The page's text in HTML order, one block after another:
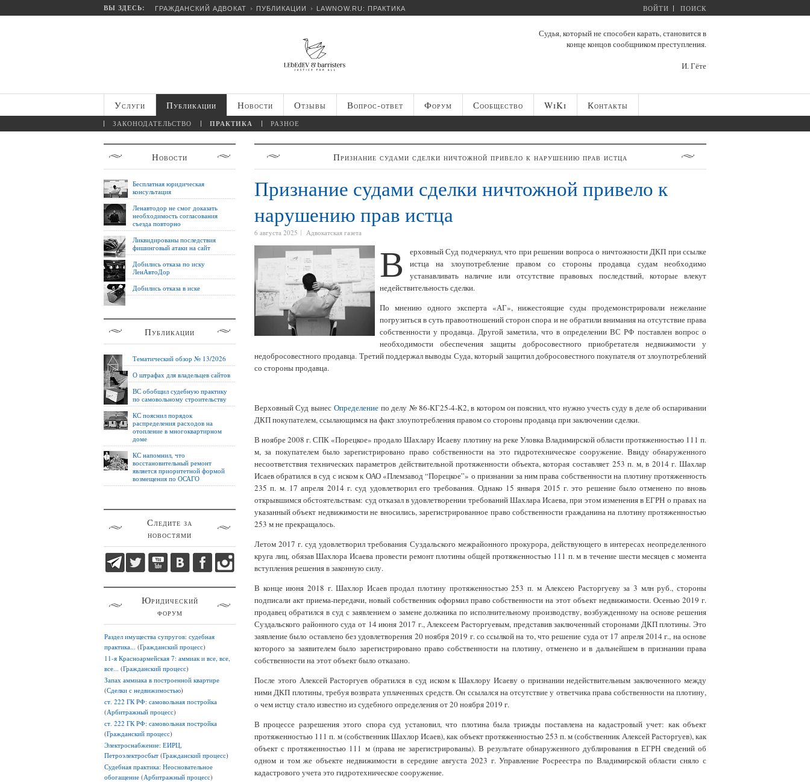
ВЫ ЗДЕСЬ: ГРАЖДАНСКИЙ АДВОКАТ ПУБЛИКАЦИИ LAWNOW.RU: ПРАКТИКА ВОЙТИ ПОИСК
Судья, который не способен карать, становится в
конце концов сообщником преступления.
И. Гёте
Услуги Публикации Новости Отзывы Вопрос-ответ Форум Сообщество WiKi Контакты
ЗАКОНОДАТЕЛЬСТВО ПРАКТИКА РАЗНОЕ
Признание судами сделки ничтожной привело к нарушению прав истца
Признание судами сделки ничтожной привело к
нарушению прав истца
6 августа 2025 Адвокатская газета
В
ерховный Суд подчеркнул, что при решении вопроса о ничтожности ДКП при ссылке
истца на злоупотребление правом со стороны продавца судам необходимо
устанавливать наличие или отсутствие правовых последствий, которые влекут
недействительность сделки.
По мнению одного эксперта «АГ», нижестоящие суды продемонстрировали нежелание
погрузиться в суть правоотношений сторон спора и не обратили внимания на отсутствие права
собственности у продавца. Другой заметила, что в определении ВС РФ поставлен вопрос о
необходимости обеспечения защиты добросовестного приобретателя недвижимости у
недобросовестного продавца. Третий поддержал выводы Суда, который защитил добросовестного покупателя от злоупотреблений
со стороны продавца.
Верховный Суд вынес Определениепо делу № 86-КГ25-4-К2, в котором он пояснил, что нужно учесть суду в деле об оспаривании
ДКП покупателем, ссылающимся на факт злоупотребления правом со стороны продавца при заключении сделки.
В ноябре 2008 г. СПК «Порецкое» продало Шахлару Исаеву плотину на реке Уловка Владимирской области протяженностью 111 п.
м, за покупателем было зарегистрировано право собственности на это гидротехническое сооружение. Ввиду обнаруженного
несоответствия технических параметров действительной протяженности объекта, которая составляет 253 п. м, в 2014 г. Шахлар
Исаев обратился в суд с иском к ОАО «Племзавод “Порецкое”» о признании за ним права собственности на плотину протяженность
235 п. м. 17 апреля 2014 г. суд удовлетворил его требования. Однако 15 января 2015 г. это решение было отменено по вновь
открывшимся обстоятельствам: суд отказал в удовлетворении требований Шахлара Исаева, при этом изменения в ЕГРН о правах на
указанный объект недвижимости не вносились, зарегистрированное право собственности гражданина на плотину протяженностью
253 м не прекращалось.
Летом 2017 г. суд удовлетворил требования Суздальского межрайонного прокурора, действующего в интересах неопределенного
круга лиц, обязав Шахлора Исаева провести ремонт плотины общей протяженностью 111 п. м в течение шести месяцев с момента
вступления решения в законную силу.
В конце июня 2018 г. Шахлор Исаев продал плотину протяженностью 253 п. м Алексею Расторгуеву за 3 млн руб., стороны
подписали акт приема-передачи, новый собственник оформил право собственности на этот объект недвижимости. Осенью 2019 г.
продавец обратился в суд с заявлением о замене должника по исполнительному производству, возбужденному на основе решения
Суздальского районного суда от 14 июня 2017 г., Алексеем Расторгуевым, представив заключенный сторонами ДКП плотины. Это
заявление было оставлено без удовлетворения 20 ноября 2019 г. со ссылкой на то, что решение суда от 17 апреля 2014 г., на основе
которого за заявителем было зарегистрировано право собственности на плотину, отменено и в дальнейшем в признании права
собственности на этот объект было отказано.
После этого Алексей Расторгуев обратился в суд иском к Шахлору Исаеву о признании недействительным заключенного между
ними ДКП плотины, требуя возврата уплаченных средств. Он ссылался на отсутствие у ответчика права собственности на плотину,
о чем истцу стало известно из судебного определения от 20 ноября 2019 г.
В процессе разрешения этого спора суд установил, что плотина была трижды поставлена на кадастровый учет: как объект
протяженностью 111 п. м (собственник Шахлор Исаев), как объект протяженностью 253 п. м (собственник Алексей Расторгуев), как
объект с протяженностью 111 м (права не зарегистрированы). В результате обнаруженного дублирования в ЕГРН сведений об
одном и том же объекте недвижимости в середине августа 2023 г. Управление Росреестра по Владимирской области сняло с
кадастрового учета это гидротехническое сооружение.
Новости
Бесплатная юридическая
консультация
Ленавтодор не смог доказать
необходимость согласования
съезда повторно
Ликвидированы последствия
фишинговый атаки на сайт
Добились отказа по иску
ЛенАвтоДор
Добились отказа в иске
Публикации
Тематический обзор № 13/2026
О штрафах для владельцев сайтов
ВС обобщил судебную практику
по самовольному строительству
КС пояснил порядок
распределения расходов на
отопление в многоквартирном
доме
КС напомнил, что
восстановительный ремонт
является приоритетной формой
возмещения по ОСАГО
Следите за
новостями
Юридический
форум
Раздел имущества супругов: судебная
практика... (Гражданский процесс)
11-я Красноармейская 7: аммиак и все, все,
все... (Гражданский процесс)
Запах аммиака в построенной квартире
(Сделки с недвижимостью)
ст. 222 ГК РФ: самовольная постройка
(Арбитражный процесс)
ст. 222 ГК РФ: самовольная постройка
(Гражданский процесс)
Электроснабжение: ЕИРЦ,
Петроэлектросбыт (Гражданский процесс)
Судебная практика: Неосновательное
обогащение (Арбитражный процесс)